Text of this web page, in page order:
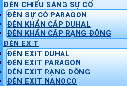
ĐÈN CHIẾU SÁNG SỰ CỐ
ĐÈN SỰ CỐ PARAGON
ĐÈN KHẨN CẤP DUHAL
ĐÈN KHẨN CẤP RẠNG ĐÔNG
ĐÈN EXIT
ĐÈN EXIT DUHAL
ĐÈN EXIT PARAGON
ĐÈN EXIT RẠNG ĐÔNG
ĐÈN EXIT NANOCO